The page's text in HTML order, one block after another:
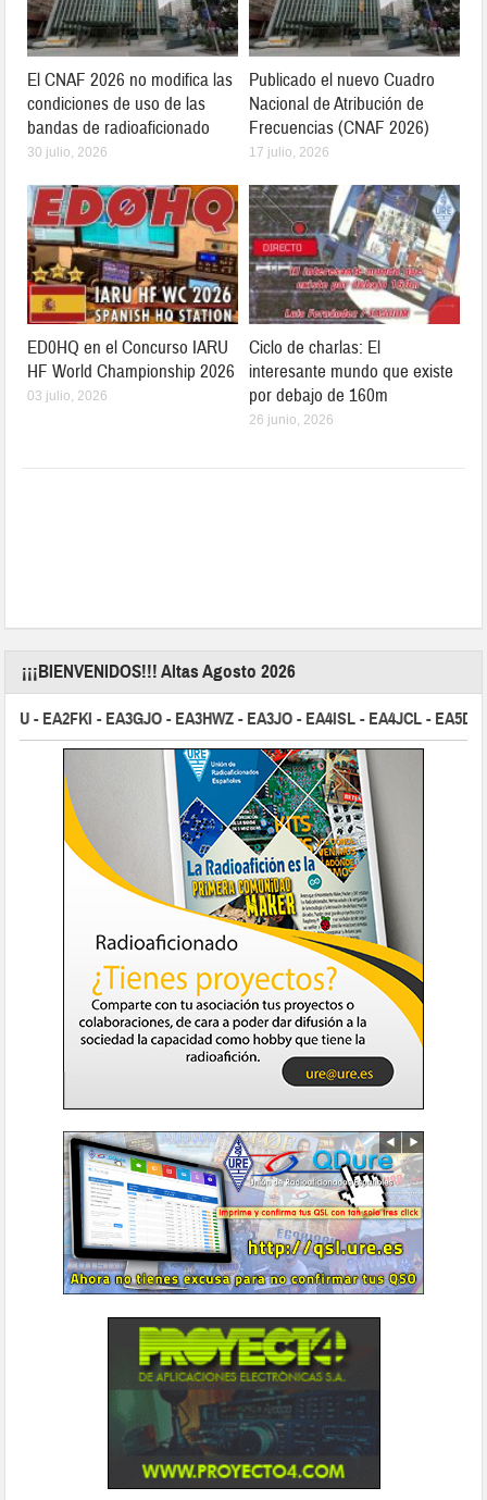
El CNAF 2026 no modifica las
condiciones de uso de las
bandas de radioaficionado
30 julio, 2026
Publicado el nuevo Cuadro
Nacional de Atribución de
Frecuencias (CNAF 2026)
17 julio, 2026
ED0HQ en el Concurso IARU
HF World Championship 2026
03 julio, 2026
Ciclo de charlas: El
interesante mundo que existe
por debajo de 160m
26 junio, 2026
¡¡¡BIENVENIDOS!!! Altas Agosto 2026
EA2FKI - EA3GJO - EA3HWZ - EA3JO - EA4ISL - EA4JCL - EA5DO -